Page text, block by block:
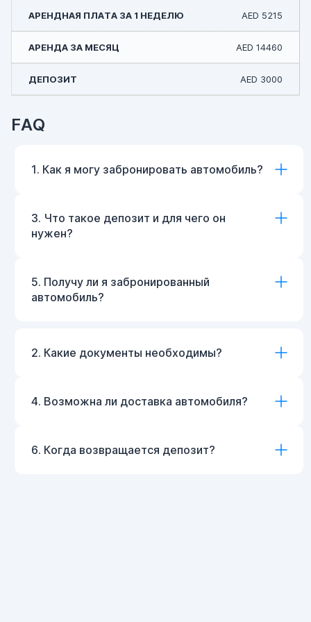
AED 5215
AED 14460
AED 3000
FAQ
1. Как я могу забронировать автомобиль?
3. Что такое депозит и для чего он
нужен?
5. Получу ли я забронированный
автомобиль?
2. Какие документы необходимы?
4. Возможна ли доставка автомобиля?
6. Когда возвращается депозит?